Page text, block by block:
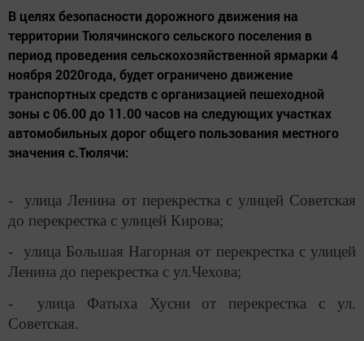
В целях безопасности дорожного движения на
территории Тюлячинского сельского поселения в
период проведения сельскохозяйственной ярмарки 4
ноября 2020года, будет ограничено движение
транспортных средств с организацией пешеходной
зоны с 06.00 до 11.00 часов на следующих участках
автомобильных дорог общего пользования местного
значения с.Тюлячи:
- улица Ленина от перекрестка с улицей Советская
до перекрестка с улицей Кирова;
- улица Большая Нагорная от перекрестка с улицей
Ленина до перекрестка с ул.Чехова;
- улица Фатыха Хусни от перекрестка с ул.
Советская.